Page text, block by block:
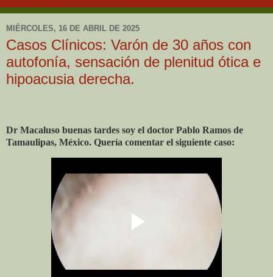
MIÉRCOLES, 16 DE ABRIL DE 2025
Casos Clínicos: Varón de 30 años con
autofonía, sensación de plenitud ótica e
hipoacusia derecha.
Dr Macaluso buenas tardes soy el doctor Pablo Ramos de
Tamaulipas, México. Quería comentar el siguiente caso: